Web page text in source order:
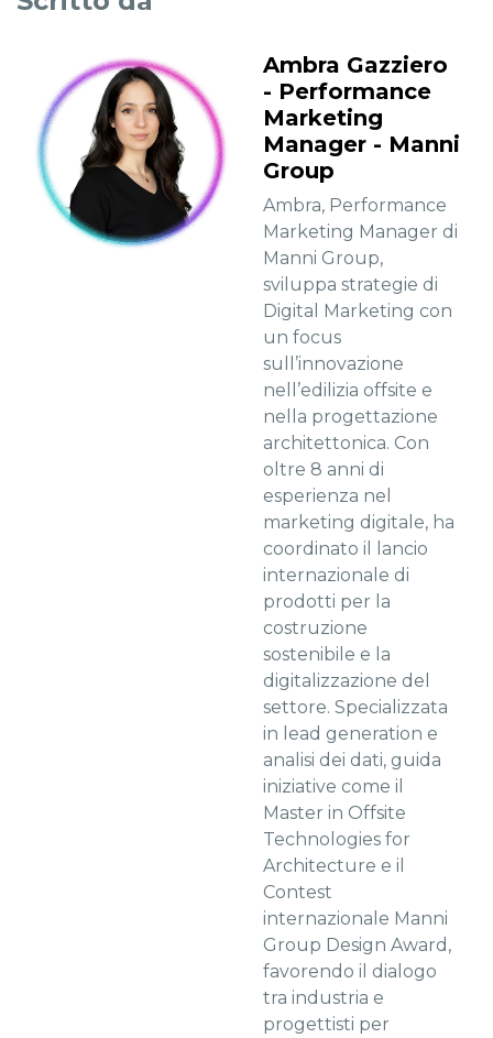
Ambra Gazziero
- Performance
Marketing
Manager - Manni
Group
Ambra, Performance
Marketing Manager di
Manni Group,
sviluppa strategie di
Digital Marketing con
un focus
sull’innovazione
nell’edilizia offsite e
nella progettazione
architettonica. Con
oltre 8 anni di
esperienza nel
marketing digitale, ha
coordinato il lancio
internazionale di
prodotti per la
costruzione
sostenibile e la
digitalizzazione del
settore. Specializzata
in lead generation e
analisi dei dati, guida
iniziative come il
Master in Offsite
Technologies for
Architecture e il
Contest
internazionale Manni
Group Design Award,
favorendo il dialogo
tra industria e
progettisti per